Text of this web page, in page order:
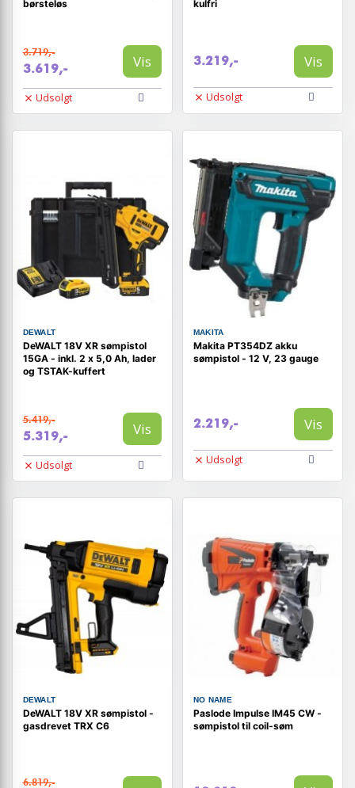
børsteløs
3.719,-
3.619,- Vis
Udsolgt
kulfri
3.219,- Vis
Udsolgt
DEWALT
DeWALT 18V XR sømpistol
15GA - inkl. 2 x 5,0 Ah, lader
og TSTAK-kuffert
5.419,-
5.319,- Vis
Udsolgt
MAKITA
Makita PT354DZ akku
sømpistol - 12 V, 23 gauge
2.219,- Vis
Udsolgt
DEWALT
DeWALT 18V XR sømpistol -
gasdrevet TRX C6
6.819,-
NO NAME
Paslode Impulse IM45 CW -
sømpistol til coil-søm